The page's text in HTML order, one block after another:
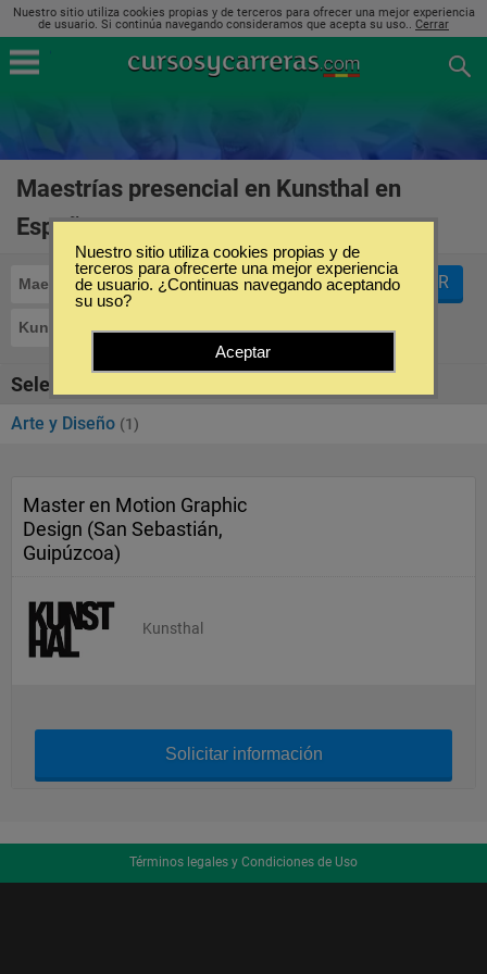
Nuestro sitio utiliza cookies propias y de terceros para ofrecer una mejor experiencia
de usuario. Si continúa navegando consideramos que acepta su uso.. Cerrar
Maestrías presencial en Kunsthal en
España
Maestrías Presencial
Kunsthal
FILTRAR
Seleccione la categoría
Arte y Diseño (1)
Master en Motion Graphic
Design (San Sebastián,
Guipúzcoa)
Kunsthal
Solicitar información
Términos legales y Condiciones de Uso
Nuestro sitio utiliza cookies propias y de
terceros para ofrecerte una mejor experiencia
de usuario. ¿Continuas navegando aceptando
su uso?
Aceptar